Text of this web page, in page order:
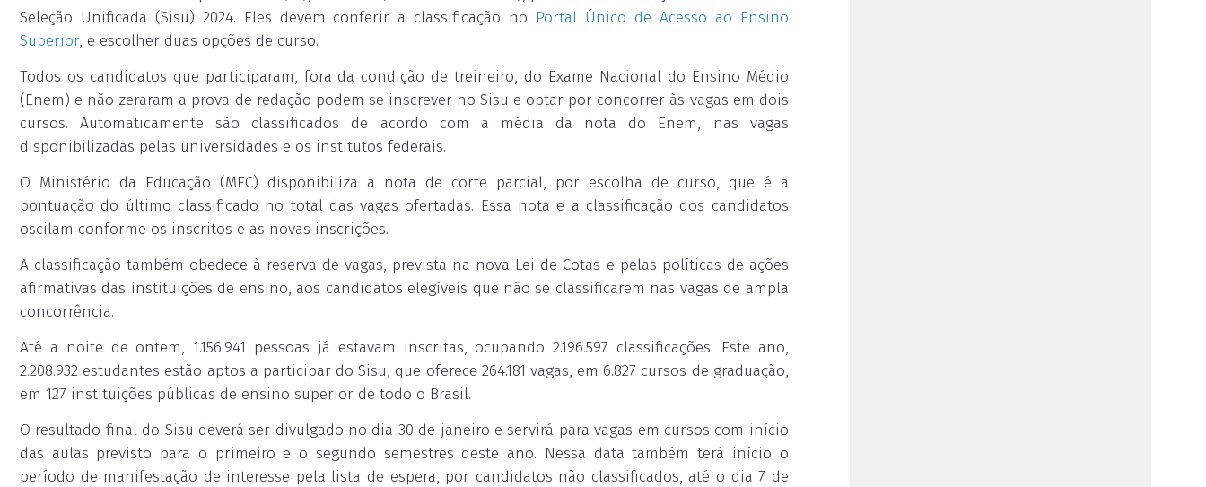
Seleção Unificada (Sisu) 2024. Eles devem conferir a classificação no Portal Único de Acesso ao Ensino
Superior, e escolher duas opções de curso.
Todos os candidatos que participaram, fora da condição de treineiro, do Exame Nacional do Ensino Médio
(Enem) e não zeraram a prova de redação podem se inscrever no Sisu e optar por concorrer às vagas em dois
cursos. Automaticamente são classificados de acordo com a média da nota do Enem, nas vagas
disponibilizadas pelas universidades e os institutos federais.
O Ministério da Educação (MEC) disponibiliza a nota de corte parcial, por escolha de curso, que é a
pontuação do último classificado no total das vagas ofertadas. Essa nota e a classificação dos candidatos
oscilam conforme os inscritos e as novas inscrições.
A classificação também obedece à reserva de vagas, prevista na nova Lei de Cotas e pelas políticas de ações
afirmativas das instituições de ensino, aos candidatos elegíveis que não se classificarem nas vagas de ampla
concorrência.
Até a noite de ontem, 1.156.941 pessoas já estavam inscritas, ocupando 2.196.597 classificações. Este ano,
2.208.932 estudantes estão aptos a participar do Sisu, que oferece 264.181 vagas, em 6.827 cursos de graduação,
em 127 instituições públicas de ensino superior de todo o Brasil.
O resultado final do Sisu deverá ser divulgado no dia 30 de janeiro e servirá para vagas em cursos com início
das aulas previsto para o primeiro e o segundo semestres deste ano. Nessa data também terá início o
período de manifestação de interesse pela lista de espera, por candidatos não classificados, até o dia 7 de